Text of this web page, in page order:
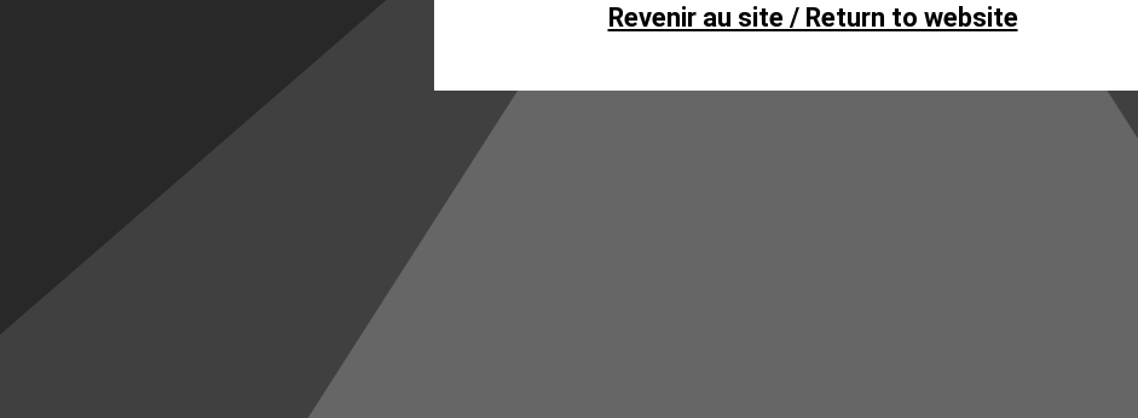
Revenir au site / Return to website